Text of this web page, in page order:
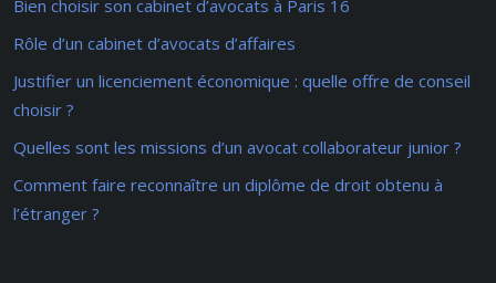
Bien choisir son cabinet d’avocats à Paris 16
Rôle d’un cabinet d’avocats d’affaires
Justifier un licenciement économique : quelle offre de conseil
choisir ?
Quelles sont les missions d’un avocat collaborateur junior ?
Comment faire reconnaître un diplôme de droit obtenu à
l’étranger ?